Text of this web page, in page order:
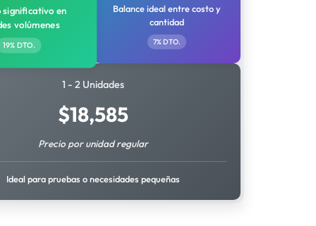
significativo en
volúmenes
19% DTO.
Balance ideal entre costo y
cantidad
7% DTO.
1 - 2 Unidades
$18,585
Precio por unidad regular
Ideal para pruebas o necesidades pequeñas